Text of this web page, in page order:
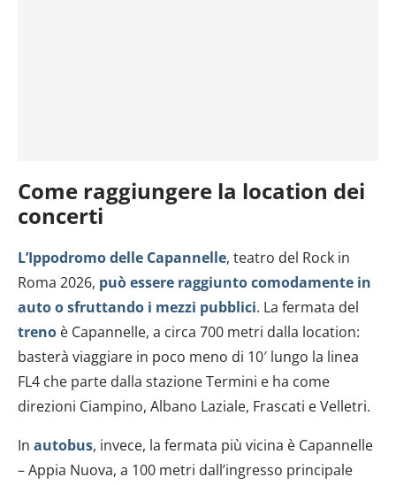
Come raggiungere la location dei
concerti
L’Ippodromo delle Capannelle, teatro del Rock in
Roma 2026, può essere raggiunto comodamente in
auto o sfruttando i mezzi pubblici. La fermata del
treno è Capannelle, a circa 700 metri dalla location:
basterà viaggiare in poco meno di 10′ lungo la linea
FL4 che parte dalla stazione Termini e ha come
direzioni Ciampino, Albano Laziale, Frascati e Velletri.
In autobus, invece, la fermata più vicina è Capannelle
– Appia Nuova, a 100 metri dall’ingresso principale